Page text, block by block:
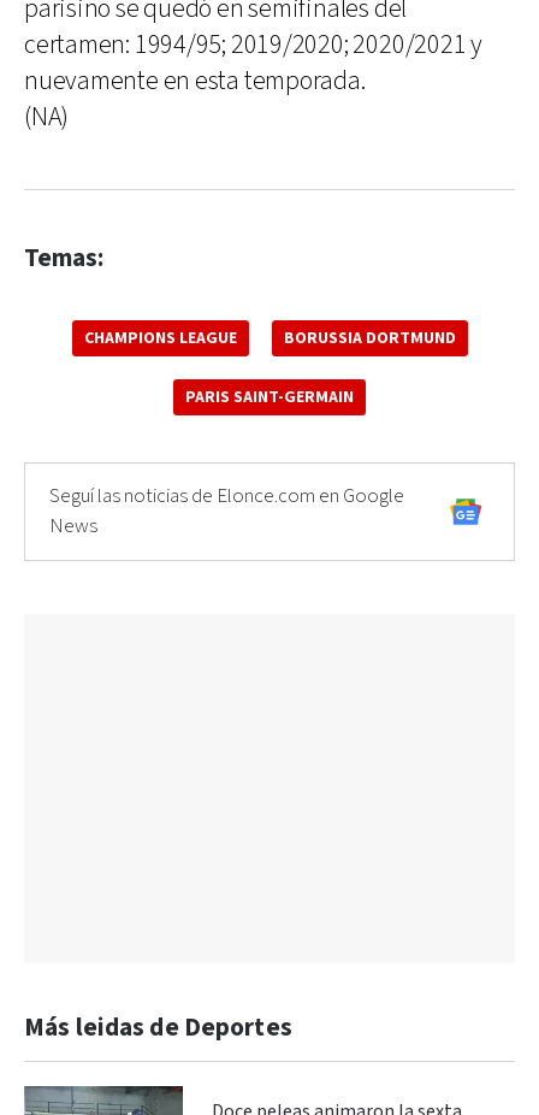
parisino se quedó en semifinales del
certamen: 1994/95; 2019/2020; 2020/2021 y
nuevamente en esta temporada.
(NA)
Temas:
CHAMPIONS LEAGUE BORUSSIA DORTMUND
PARIS SAINT-GERMAIN
Seguí las noticias de Elonce.com en Google
News
Más leidas de Deportes